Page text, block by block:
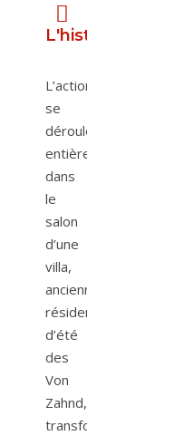
L'histoire
L’action
se
déroule
entièrement
dans
le
salon
d’une
villa,
ancienne
résidence
d’été
des
Von
Zahnd,
transformée